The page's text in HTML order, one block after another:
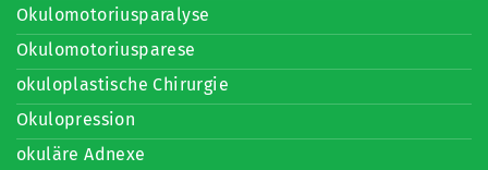
Okulomotoriusparalyse
Okulomotoriusparese
okuloplastische Chirurgie
Okulopression
okuläre Adnexe